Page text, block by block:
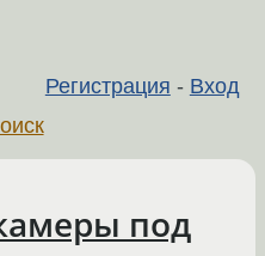
Регистрация - Вход
под